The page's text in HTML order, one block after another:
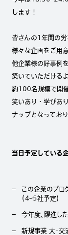
します！
皆さんの1年間の
様々な企画をご用
他企業様の好事例
築いていただけるよ
約100名規模で開
笑いあり・学びあ
ナップとなっており
当日予定している
この企業のプロ
（4~5社予定）
今年度、躍進し
新規事業 大・交